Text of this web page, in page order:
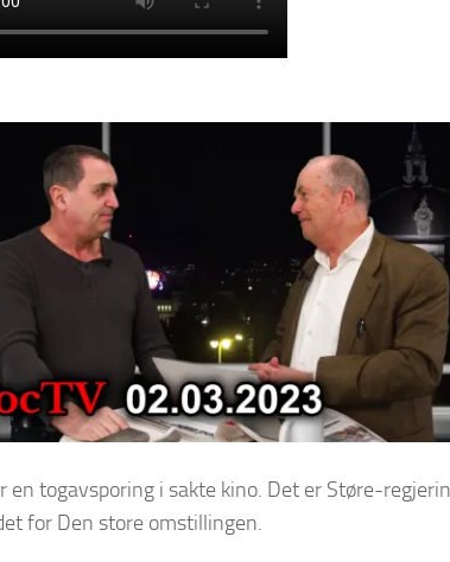
en togavsporing i sakte kino. Det er Støre-
for Den store omstillingen.